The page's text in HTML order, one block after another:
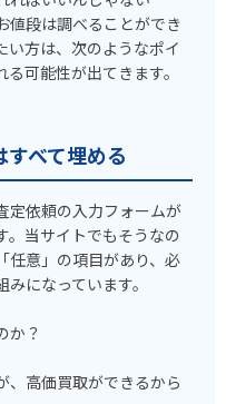
値段は調べることができ
い方は、次のようなポイ
可能性が出てきます。
べて埋める
定依頼の入力フォームが
。当サイトでもそうなの
任意」の項目があり、必
になっています。
か？
、高価買取ができるから